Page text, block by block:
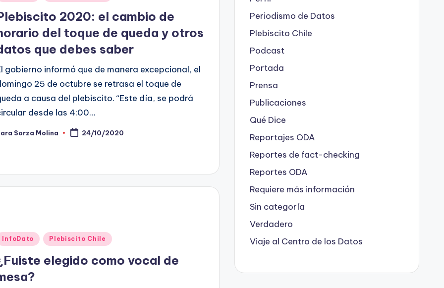
2020: el cambio de
del toque de queda y otros
que debes saber
gobierno informó que de manera excepcional, el
25 de octubre se retrasa el toque de
a causa del plebiscito. “Este día, se podrá
desde las 4:00…
Sorza Molina 24/10/2020
InfoDato Plebiscito Chile
elegido como vocal de
Periodismo de Datos
Plebiscito Chile
Podcast
Portada
Prensa
Publicaciones
Qué Dice
Reportajes ODA
Reportes de fact-checking
Reportes ODA
Requiere más información
Sin categoría
Verdadero
Viaje al Centro de los Datos